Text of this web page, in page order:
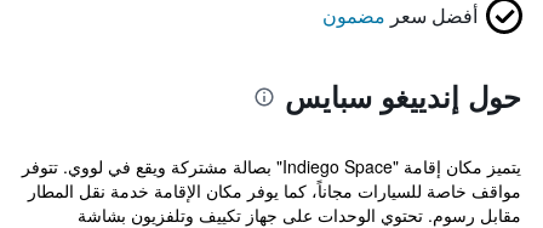
أفضل سعر مضمون
حول إندييغو سبايس
يتميز مكان إقامة "Indiego Space" بصالة مشتركة ويقع في لووي. تتوفر
مواقف خاصة للسيارات مجاناً، كما يوفر مكان الإقامة خدمة نقل المطار
مقابل رسوم. تحتوي الوحدات على جهاز تكييف وتلفزيون بشاشة